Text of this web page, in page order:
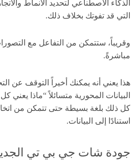
الذكاء الاصطناعي لتحديد الأنماط
التي قد تفوتك بخلاف ذلك.
وقريباً، ستتمكن من التفاعل مع
مباشرةً.
هذا يعني أنه يمكنك أخيراً التوقف عن
البيانات المحورية متسائلاً “ماذا يعني
كل ذلك بلغة بسيطة حتى تتمكن من
استنادًا إلى البيانات.